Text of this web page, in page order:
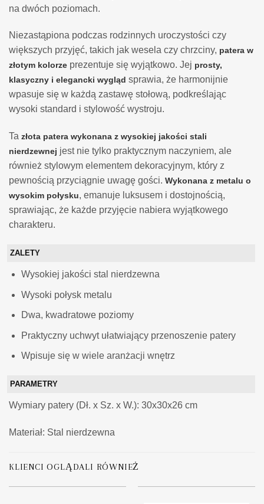
na dwóch poziomach.
Niezastąpiona podczas rodzinnych uroczystości czy
większych przyjęć, takich jak wesela czy chrzciny, patera w
złotym kolorze prezentuje się wyjątkowo. Jej prosty,
klasyczny i elegancki wygląd sprawia, że harmonijnie
wpasuje się w każdą zastawę stołową, podkreślając
wysoki standard i stylowość wystroju.
Ta złota patera wykonana z wysokiej jakości stali
nierdzewnej jest nie tylko praktycznym naczyniem, ale
również stylowym elementem dekoracyjnym, który z
pewnością przyciągnie uwagę gości. Wykonana z metalu o
wysokim połysku, emanuje luksusem i dostojnością,
sprawiając, że każde przyjęcie nabiera wyjątkowego
charakteru.
ZALETY
Wysokiej jakości stal nierdzewna
Wysoki połysk metalu
Dwa, kwadratowe poziomy
Praktyczny uchwyt ułatwiający przenoszenie patery
Wpisuje się w wiele aranżacji wnętrz
PARAMETRY
Wymiary patery (Dł. x Sz. x W.): 30x30x26 cm
Materiał: Stal nierdzewna
KLIENCI OGLĄDALI RÓWNIEŻ